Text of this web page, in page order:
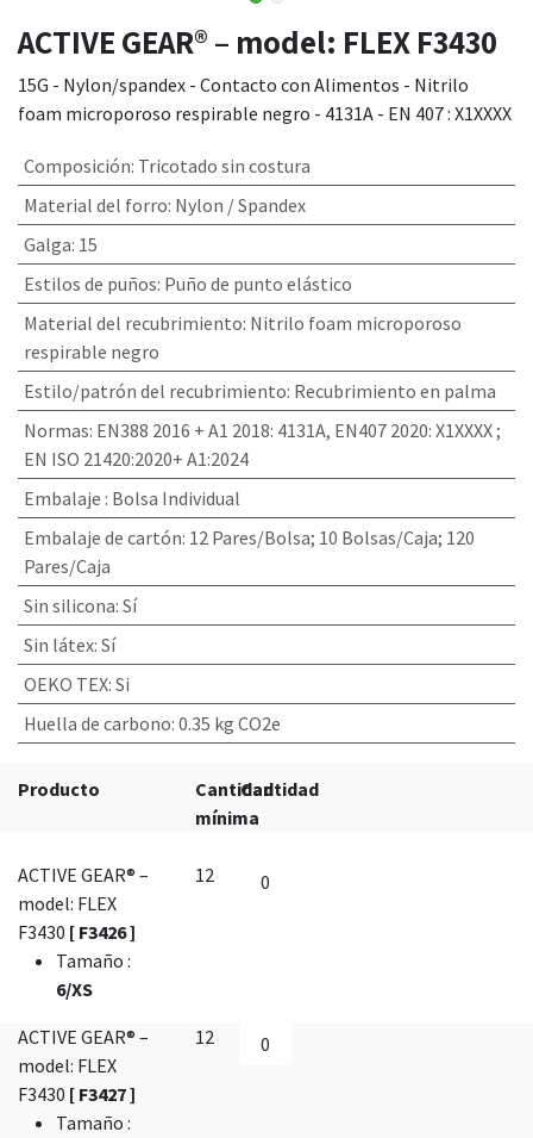
ACTIVE GEAR® – model: FLEX F3430
15G - Nylon/spandex - Contacto con Alimentos - Nitrilo
foam microporoso respirable negro - 4131A - EN 407 : X1XXXX
Composición: Tricotado sin costura
Material del forro: Nylon / Spandex
Galga: 15
Estilos de puños: Puño de punto elástico
Material del recubrimiento: Nitrilo foam microporoso
respirable negro
Estilo/patrón del recubrimiento: Recubrimiento en palma
Normas: EN388 2016 + A1 2018: 4131A, EN407 2020: X1XXXX ;
EN ISO 21420:2020+ A1:2024
Embalaje : Bolsa Individual
Embalaje de cartón: 12 Pares/Bolsa; 10 Bolsas/Caja; 120
Pares/Caja
Sin silicona: Sí
Sin látex: Sí
OEKO TEX: Si
Huella de carbono: 0.35 kg CO2e
Producto
Cantidad
mínima
Cantidad
ACTIVE GEAR® –
model: FLEX
F3430 [ F3426 ]
Tamaño :
6/XS
12
ACTIVE GEAR® –
model: FLEX
F3430 [ F3427 ]
Tamaño :
12